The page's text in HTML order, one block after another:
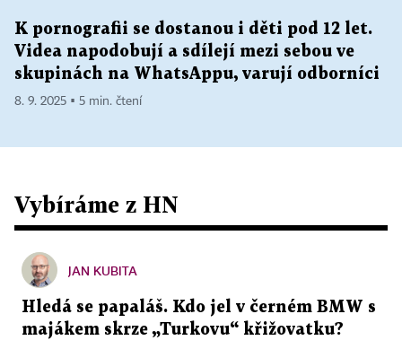
K pornografii se dostanou i děti pod 12 let.
Videa napodobují a sdílejí mezi sebou ve
skupinách na WhatsAppu, varují odborníci
8. 9. 2025 ▪ 5 min. čtení
Vybíráme z HN
JAN KUBITA
Hledá se papaláš. Kdo jel v černém BMW s
majákem skrze „Turkovu“ křižovatku?